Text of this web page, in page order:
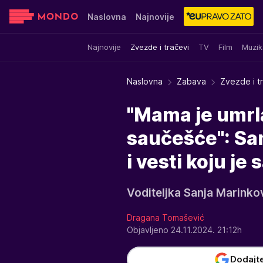
Naslovna Najnovije
Najnovije Zvezde i tračevi TV Film
Sensa Stvar ukusa Yumama
Naslovna Zabava Zvezde i
"Mama je
saučešće":
i vesti koju je
Voditeljka Sanja
Dragana Tomašević
Objavljeno 24.11.2024. 21:12h